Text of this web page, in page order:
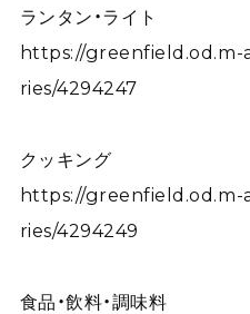
ランタン・ライト
https://
ries/4294247
クッキング
https://
ries/4294249
食品・飲料・調味料